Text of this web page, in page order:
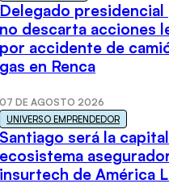
Delegado presidencial
no descarta acciones
por accidente de
gas en Renca
07 DE AGOSTO 2026
UNIVERSO EMPRENDEDOR
Santiago será la
ecosistema
insurtech de América